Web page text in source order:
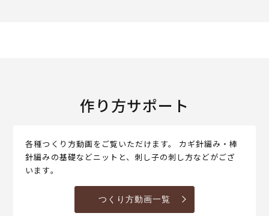
作り方サポート
各種つくり方動画をご覧いただけます。 カギ針編み・棒
針編みの基礎などニットと、刺し子の刺し方などがござ
います。
つくり方動画一覧